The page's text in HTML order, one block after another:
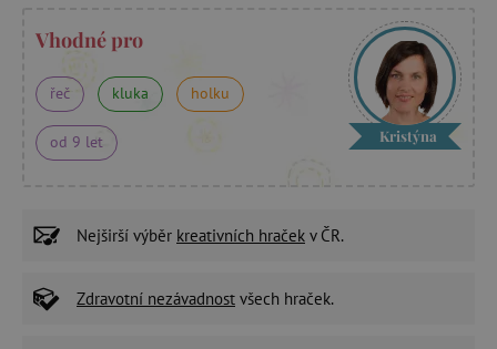
Vhodné pro
řeč kluka holku
od 9 let Kristýna
Nejširší výběr kreativních hraček v ČR.
Zdravotní nezávadnost všech hraček.